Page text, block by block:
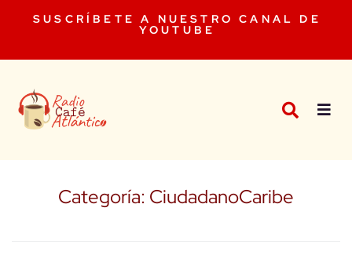
SUSCRÍBETE A NUESTRO CANAL DE
YOUTUBE
Categoría: CiudadanoCaribe